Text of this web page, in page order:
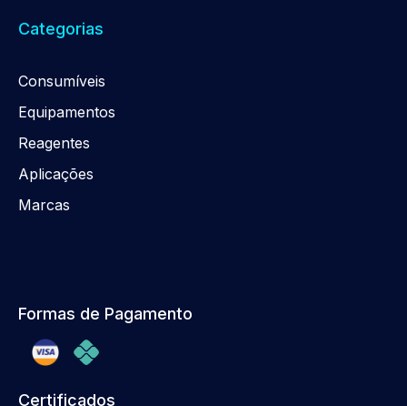
Categorias
Consumíveis
Equipamentos
Reagentes
Aplicações
Marcas
Formas de Pagamento
Certificados